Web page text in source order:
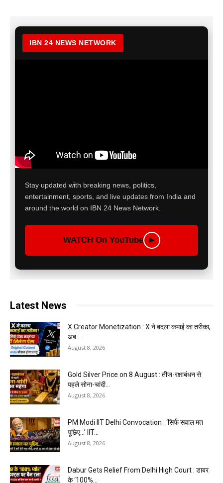
IBN 24 NEWS NETWORK
Stay updated with breaking news, politics,
entertainment, sports, and live updates from India and
around the world on IBN 24 News Network.
WATCH On YouTube ▶
Latest News
X Creator Monetization : X ने बदला कमाई का तरीका,
अब...
August 8, 2026
Gold Silver Price on 8 August : तीज-रक्षाबंधन से
पहले सोना-चांदी...
August 8, 2026
PM Modi IIT Delhi Convocation : ‘सिर्फ सवाल मत
पूछिए…’ IIT...
August 8, 2026
Dabur Gets Relief From Delhi High Court : डाबर
के ‘100%...